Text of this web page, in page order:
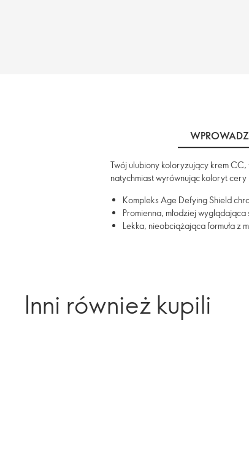
Twój ulubiony koloryzujący krem
natychmiast wyrównując koloryt
Kompleks Age Defying Shield
Promienna, młodziej
Lekka, nieobciążająca formuła
Inni również kupili